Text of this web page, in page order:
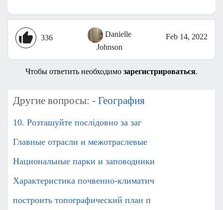
336
Danielle
Johnson
Feb 14, 2022
Чтобы ответить необходимо зарегистрироваться.
Другие вопросы: - География
10. Розташуйте послідовно за заг
Главные отрасли и межотраслевые
Национальные парки и заповодники
Характеристика почвенно-климатич
построить топографический план п